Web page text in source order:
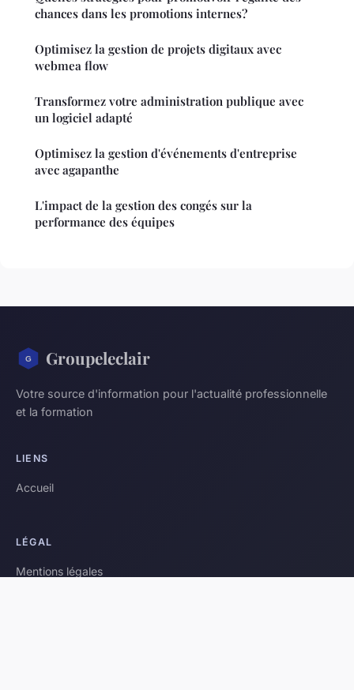
chances dans les promotions internes?
Optimisez la gestion de projets digitaux avec
webmea flow
Transformez votre administration publique avec
un logiciel adapté
Optimisez la gestion d'événements d'entreprise
avec agapanthe
L'impact de la gestion des congés sur la
performance des équipes
Groupeleclair
Votre source d'information pour l'actualité professionnelle
et la formation
LIENS
Accueil
LÉGAL
Mentions légales